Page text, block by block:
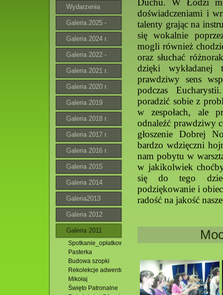
Wydarzenia
Galeria.2025 -
2026
Galeria 2024 r.
Galeria 2022 -
2023 r.
Galeria 2021 r.
Galeria 2020 r.
Galeria 2019
Galeria 2018 r.
Galeria 2017 r.
Galeria 2016 r.
Galeria 2015
Galeria 2014
Galeria2013
Galeria 2012
Galeria 2011
Spotkanie_opłatkowe
Pasterka
Budowa szopki
Rekolekcje adwentowe i Roraty
Mikołaj
Święto Patronalne
Duchu. W Łodzi
doświadczeniami i
talenty grając na
się wokalnie
mogli również
oraz słuchać
dzięki wykładanej
prawdziwy sens
podczas
poradzić sobie z
w zespołach, ale
odnaleźć prawdziwy
głoszenie Dobrej
bardzo wdzięczni
nam pobytu w
w jakikolwiek
się do tego
podziękowanie i
radość na jakość